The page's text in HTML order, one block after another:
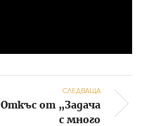
СЛЕДВАЩА
Откъс от „Задача
с много